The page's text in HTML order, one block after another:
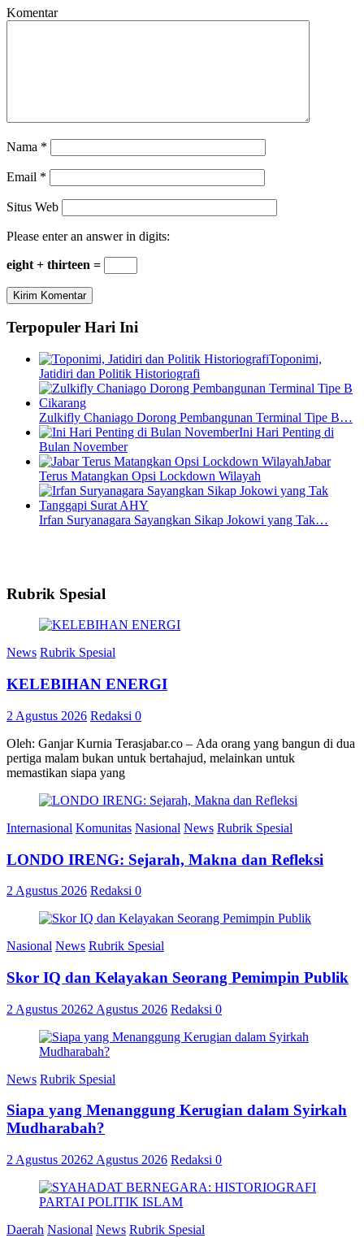
Komentar
Nama *
Email *
Situs Web
Please enter an answer in digits:
eight + thirteen =
Terpopuler Hari Ini
Toponimi,
Jatidiri dan Politik Historiografi
Zulkifly Chaniago Dorong Pembangunan Terminal Tipe B…
Ini Hari Penting di
Bulan November
Jabar
Terus Matangkan Opsi Lockdown Wilayah
Irfan Suryanagara Sayangkan Sikap Jokowi yang Tak…
Rubrik Spesial
News Rubrik Spesial
KELEBIHAN ENERGI
2 Agustus 2026 Redaksi 0
Oleh: Ganjar Kurnia Terasjabar.co – Ada orang yang bangun di dua
pertiga malam bukan untuk bertahajud, melainkan untuk
memastikan siapa yang
Internasional Komunitas Nasional News Rubrik Spesial
LONDO IRENG: Sejarah, Makna dan Refleksi
2 Agustus 2026 Redaksi 0
Nasional News Rubrik Spesial
Skor IQ dan Kelayakan Seorang Pemimpin Publik
2 Agustus 20262 Agustus 2026 Redaksi 0
News Rubrik Spesial
Siapa yang Menanggung Kerugian dalam Syirkah
Mudharabah?
2 Agustus 20262 Agustus 2026 Redaksi 0
Daerah Nasional News Rubrik Spesial